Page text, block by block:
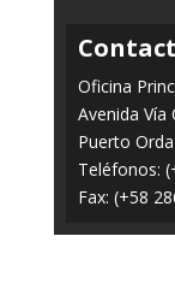
Oficina
Avenida Vía
Puerto
Teléfonos:
Fax: (+58